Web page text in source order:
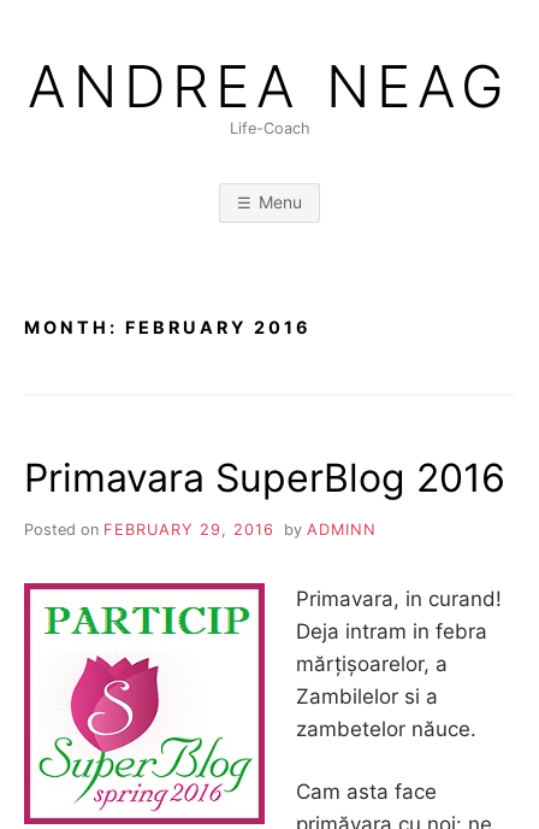
contentANDREA NEAG
Life-Coach
Menu
MONTH: FEBRUARY 2016
Primavara SuperBlog 2016
Posted on FEBRUARY 29, 2016 by ADMINN
Primavara, in curand!
Deja intram in febra
mărțișoarelor, a
Zambilelor si a
zambetelor năuce.
Cam asta face